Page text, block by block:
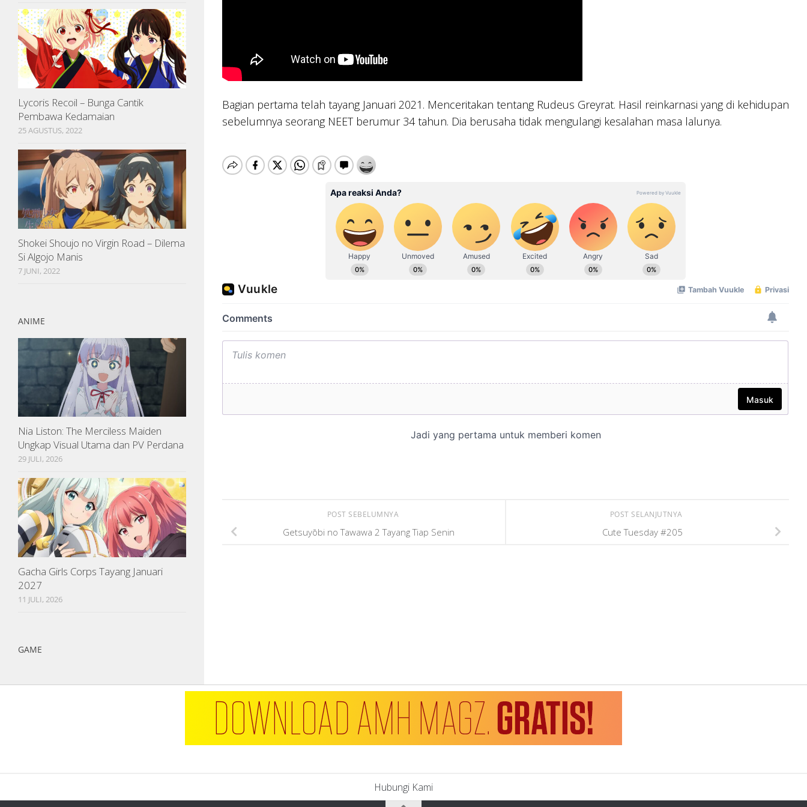
Bagian pertama telah tayang Januari 2021. Menceritakan tentang Rudeus Greyrat. Hasil reinkarnasi yang di kehidupan
sebelumnya seorang NEET berumur 34 tahun. Dia berusaha tidak mengulangi kesalahan masa lalunya.
POST SELANJUTNYA
Cute Tuesday #205
POST SEBELUMNYA
Getsuyōbi no Tawawa 2 Tayang Tiap Senin
Lycoris Recoil – Bunga Cantik
Pembawa Kedamaian
25 AGUSTUS, 2022
Shokei Shoujo no Virgin Road – Dilema
Si Algojo Manis
7 JUNI, 2022
ANIME
Nia Liston: The Merciless Maiden
Ungkap Visual Utama dan PV Perdana
29 JULI, 2026
Gacha Girls Corps Tayang Januari
2027
11 JULI, 2026
GAME
Hubungi Kami